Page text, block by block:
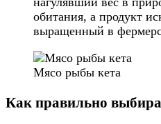
обитания, а продукт
выращенный в
Мясо рыбы кета
Как правильно